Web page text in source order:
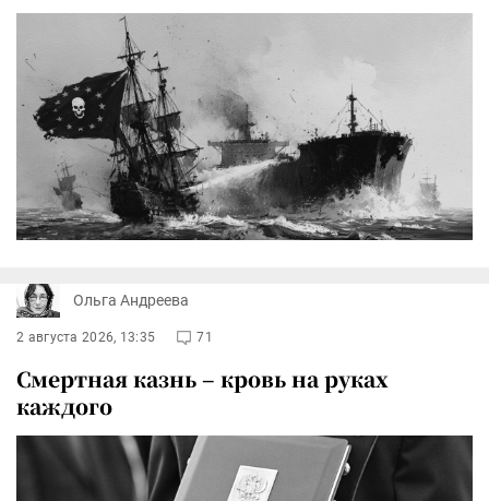
Ольга Андреева
2 августа 2026, 13:35 71
Смертная казнь – кровь на руках
каждого